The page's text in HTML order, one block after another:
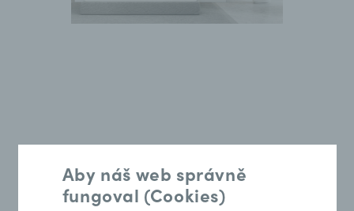
10.6.2026
Aby náš web správně
fungoval (Cookies)